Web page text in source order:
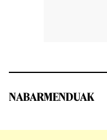
NABARMENDUAK